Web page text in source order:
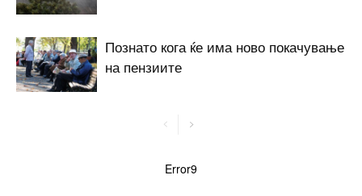
Познато кога ќе има ново покачување
на пензиите
Error9